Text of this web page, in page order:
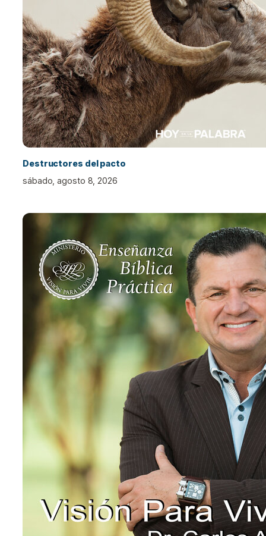
Destructores del pacto
sábado, agosto 8, 2026